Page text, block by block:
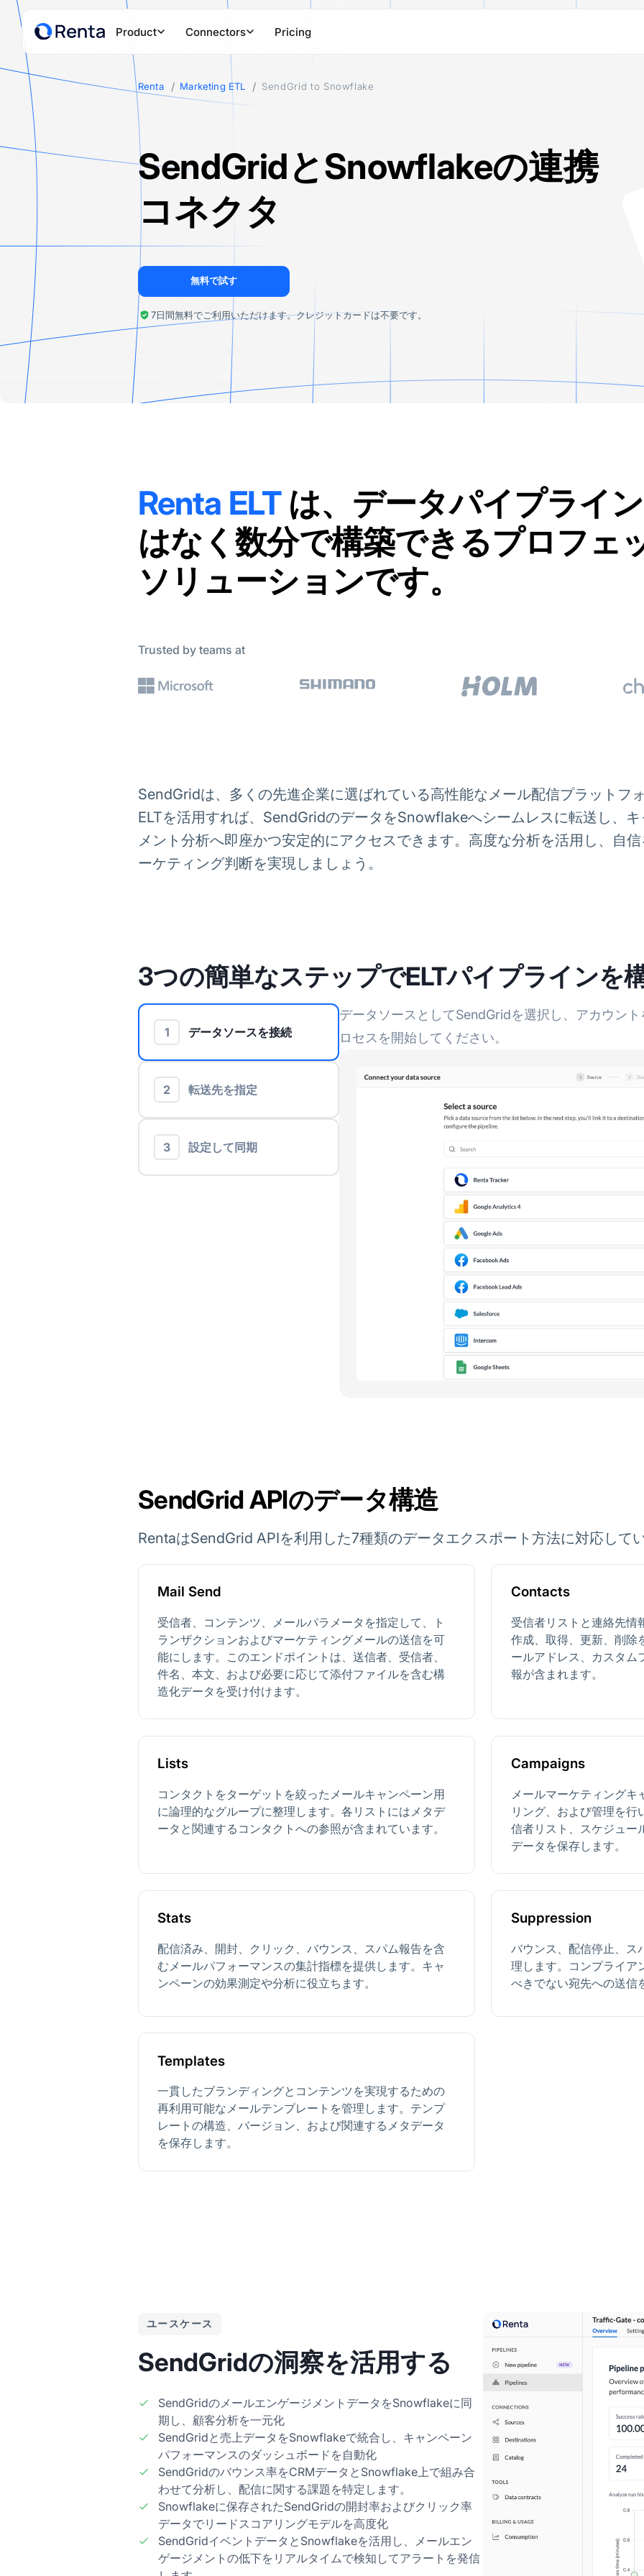
Product
PRODUCTS
Powerful first-party tracker to collect and connect customer data
Renta Marketing ETL
Create secure data pipelines to any data warehouse or data lake
Documentation
Learn how to install, set up, and
Connectors
POPULAR SOURCES
Facebook Ads
POPULAR DESTINATIONS
Snowflake
Amazon Redshift
Google Cloud Storage
See all destinations
ETL pipelines and CDC
move data the way your stack
Pricing
Renta Marketing ETL SendGrid to Snowflake
SendGridとSnowflakeの連携
コネクタ
無料で試す
7日間無料でご利用いただけます。クレジットカードは不要です。
Renta ELTは、データパイプライ
はなく数分で構築できるプロフェ
ソリューションです。
Trusted by teams at
SendGridは、多くの先進企業に選ばれている高性能なメール配信プラットフ
ELTを活用すれば、SendGridのデータをSnowflakeへシームレスに転送し、
メント分析へ即座かつ安定的にアクセスできます。高度な分析を活用し、自
ーケティング判断を実現しましょう。
3つの簡単なステップでELTパイプラインを
1 データソースを接続
2 転送先を指定
3 設定して同期
データソースとしてSendGridを選択し、アカウン
ロセスを開始してください。
SendGrid APIのデータ構造
RentaはSendGrid APIを利用した7種類のデータエクスポート方法に対応して
Mail Send
受信者、コンテンツ、メールパラメータを指定して、ト
ランザクションおよびマーケティングメールの送信を可
能にします。このエンドポイントは、送信者、受信者、
件名、本文、および必要に応じて添付ファイルを含む構
造化データを受け付けます。
Contacts
受信者リストと連絡先情
作成、取得、更新、削除
ールアドレス、カスタム
報が含まれます。
Lists
コンタクトをターゲットを絞ったメールキャンペーン用
に論理的なグループに整理します。各リストにはメタデ
ータと関連するコンタクトへの参照が含まれています。
Campaigns
メールマーケティング
リング、および管理を行
信者リスト、スケジュー
データを保存します。
Stats
配信済み、開封、クリック、バウンス、スパム報告を含
むメールパフォーマンスの集計指標を提供します。キャ
ンペーンの効果測定や分析に役立ちます。
Suppression
バウンス、配信停止、ス
理します。コンプライア
べきでない宛先への送信
Templates
一貫したブランディングとコンテンツを実現するための
再利用可能なメールテンプレートを管理します。テンプ
レートの構造、バージョン、および関連するメタデータ
を保存します。
ユースケース
SendGridの洞察を活用する
SendGridのメールエンゲージメントデータをSnowflakeに同
期し、顧客分析を一元化
SendGridと売上データをSnowflakeで統合し、キャンペーン
パフォーマンスのダッシュボードを自動化
SendGridのバウンス率をCRMデータとSnowflake上で組み合
わせて分析し、配信に関する課題を特定します。
Snowflakeに保存されたSendGridの開封率およびクリック率
データでリードスコアリングモデルを高度化
SendGridイベントデータとSnowflakeを活用し、メールエン
ゲージメントの低下をリアルタイムで検知してアラートを発信